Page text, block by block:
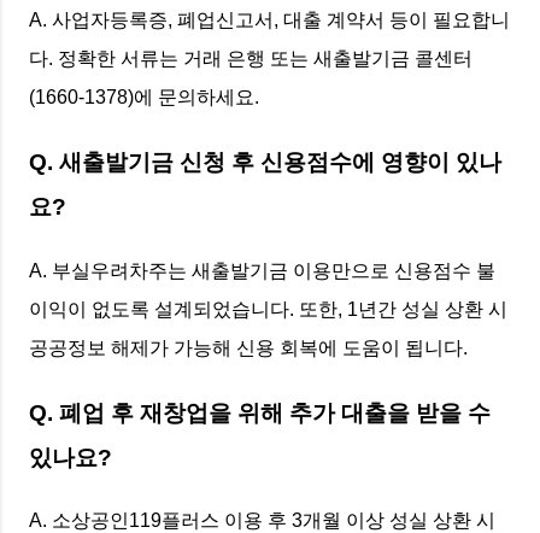
A. 사업자등록증, 폐업신고서, 대출 계약서 등이 필요합니
다. 정확한 서류는 거래 은행 또는 새출발기금 콜센터
(1660-1378)에 문의하세요.
Q. 새출발기금 신청 후 신용점수에 영향이 있나
요?
A. 부실우려차주는 새출발기금 이용만으로 신용점수 불
이익이 없도록 설계되었습니다. 또한, 1년간 성실 상환 시
공공정보 해제가 가능해 신용 회복에 도움이 됩니다.
Q. 폐업 후 재창업을 위해 추가 대출을 받을 수
있나요?
A. 소상공인119플러스 이용 후 3개월 이상 성실 상환 시